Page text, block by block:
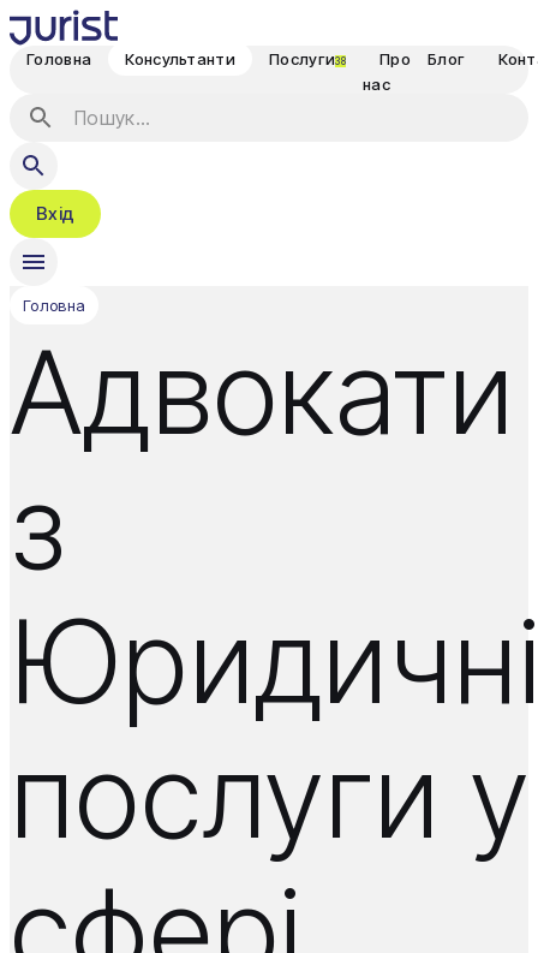
Головна Консультанти Послуги38
Про
нас
Блог
Вхід
Головна
Адвокати
з
послуги у